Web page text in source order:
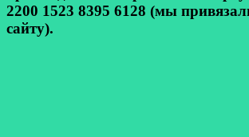
2200 1523 8395 6128 (мы
сайту).